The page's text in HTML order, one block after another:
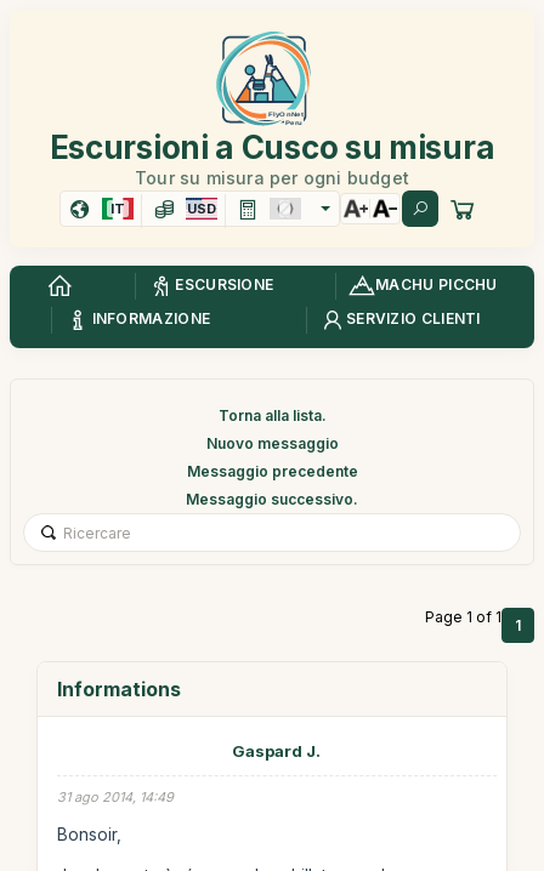
Escursioni a Cusco su misura
Tour su misura per ogni budget
IT USD
ESCURSIONE
MACHU PICCHU
INFORMAZIONE
SERVIZIO CLIENTI
Torna alla lista.
Nuovo messaggio
Messaggio precedente
Messaggio successivo.
Page 1 of 1 1
Informations
Gaspard J.
31 ago 2014, 14:49
Bonsoir,